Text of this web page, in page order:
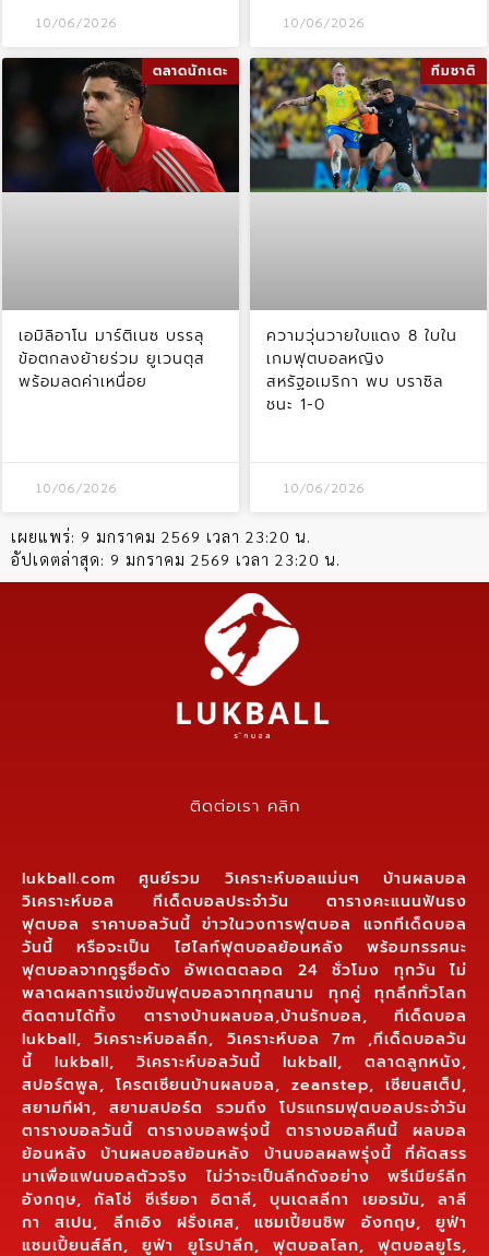
10/06/2026 10/06/2026
ตลาดนักเตะ
เอมิลิอาโน มาร์ติเนซ บรรลุ
ข้อตกลงย้ายร่วม ยูเวนตุส
พร้อมลดค่าเหนื่อย
10/06/2026
ทีมชาติ
ความวุ่นวายใบแดง 8 ใบใน
เกมฟุตบอลหญิง
สหรัฐอเมริกา พบ บราซิล
ชนะ 1-0
10/06/2026
เผยแพร่: 9 มกราคม 2569 เวลา 23:20 น.
อัปเดตล่าสุด: 9 มกราคม 2569 เวลา 23:20 น.
ติดต่อเรา คลิก
lukball.com ศูนย์รวม วิเคราะห์บอลแม่นๆ บ้านผลบอล
วิเคราะห์บอล ทีเด็ดบอลประจำวัน ตารางคะแนนฟันธง
ฟุตบอล ราคาบอลวันนี้ ข่าวในวงการฟุตบอล แจกทีเด็ดบอล
วันนี้ หรือจะเป็น ไฮไลท์ฟุตบอลย้อนหลัง พร้อมทรรศนะ
ฟุตบอลจากกูรูชื่อดัง อัพเดตตลอด 24 ชั่วโมง ทุกวัน ไม่
พลาดผลการแข่งขันฟุตบอลจากทุกสนาม ทุกคู่ ทุกลีกทั่วโลก
ติดตามได้ทั้ง ตารางบ้านผลบอล,บ้านรักบอล, ทีเด็ดบอล
lukball, วิเคราะห์บอลลีก, วิเคราะห์บอล 7m ,ทีเด็ดบอลวัน
นี้ lukball, วิเคราะห์บอลวันนี้ lukball, ตลาดลูกหนัง,
สปอร์ตพูล, โครตเซียนบ้านผลบอล, zeanstep, เซียนสเต็ป,
สยามกีฬา, สยามสปอร์ต รวมถึง โปรแกรมฟุตบอลประจำวัน
ตารางบอลวันนี้ ตารางบอลพรุ่งนี้ ตารางบอลคืนนี้ ผลบอล
ย้อนหลัง บ้านผลบอลย้อนหลัง บ้านบอลผลพรุ่งนี้ ที่คัดสรร
มาเพื่อแฟนบอลตัวจริง ไม่ว่าจะเป็นลีกดังอย่าง พรีเมียร์ลีก
อังกฤษ, กัลโช่ ซีเรียอา อิตาลี, บุนเดสลีกา เยอรมัน, ลาลี
กา สเปน, ลีกเอิง ฝรั่งเศส, แชมเปี้ยนชิพ อังกฤษ, ยูฟ่า
แชมเปี้ยนส์ลีก, ยูฟ่า ยูโรปาลีก, ฟุตบอลโลก, ฟุตบอลยูโร,